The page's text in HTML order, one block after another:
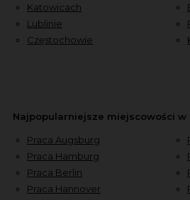
Katowicach
Lublinie
Częstochowie
Najpopularniejsze miejscowości w
Praca Augsburg
Praca Hamburg
Praca Berlin
Praca Hannover